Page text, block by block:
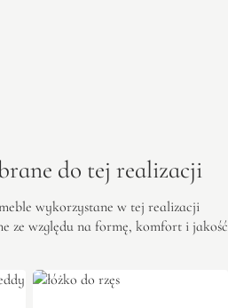
do tej realizacji
wykorzystane w tej realizacji
ze względu na formę, komfort i jakość